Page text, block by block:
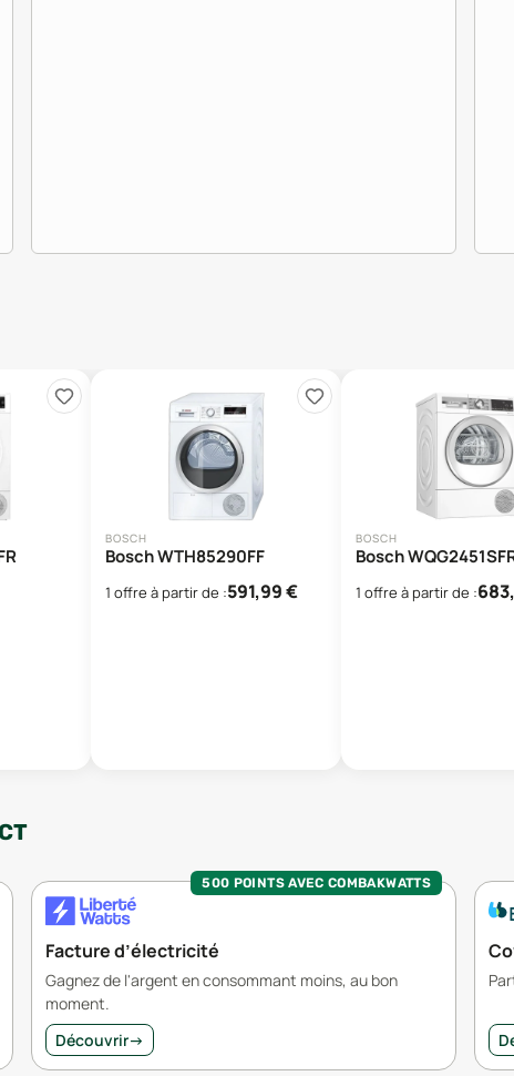
BOSCH
Bosch WTH85290FF
1 offre à partir de :591,99€
BOSCH
Bosch
1 offre à partir de :
500 POINTS AVEC COMBAKWATTS
Facture d’électricité
Gagnez de l'argent en consommant moins, au bon
moment.
Découvrir→